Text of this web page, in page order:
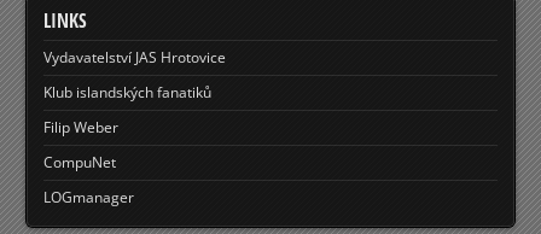
LINKS
Vydavatelství JAS Hrotovice
Klub islandských fanatiků
Filip Weber
CompuNet
LOGmanager